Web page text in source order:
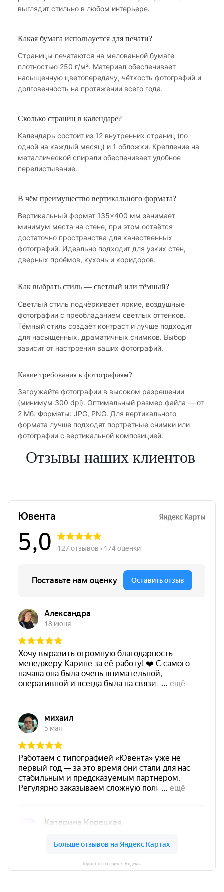
выглядит стильно в любом интерьере.
Какая бумага используется для печати?
Страницы печатаются на мелованной бумаге
плотностью 250 г/м². Материал обеспечивает
насыщенную цветопередачу, чёткость фотографий и
долговечность на протяжении всего года.
Сколько страниц в календаре?
Календарь состоит из 12 внутренних страниц (по
одной на каждый месяц) и 1 обложки. Крепление на
металлической спирали обеспечивает удобное
перелистывание.
В чём преимущество вертикального формата?
Вертикальный формат 135×400 мм занимает
минимум места на стене, при этом остаётся
достаточно пространства для качественных
фотографий. Идеально подходит для узких стен,
дверных проёмов, кухонь и коридоров.
Как выбрать стиль — светлый или тёмный?
Светлый стиль подчёркивает яркие, воздушные
фотографии с преобладанием светлых оттенков.
Тёмный стиль создаёт контраст и лучше подходит
для насыщенных, драматичных снимков. Выбор
зависит от настроения ваших фотографий.
Какие требования к фотографиям?
Загружайте фотографии в высоком разрешении
(минимум 300 dpi). Оптимальный размер файла — от
2 Мб. Форматы: JPG, PNG. Для вертикального
формата лучше подходят портретные снимки или
фотографии с вертикальной композицией.
Отзывы наших клиентов
toprint.ru на картах Яндекса